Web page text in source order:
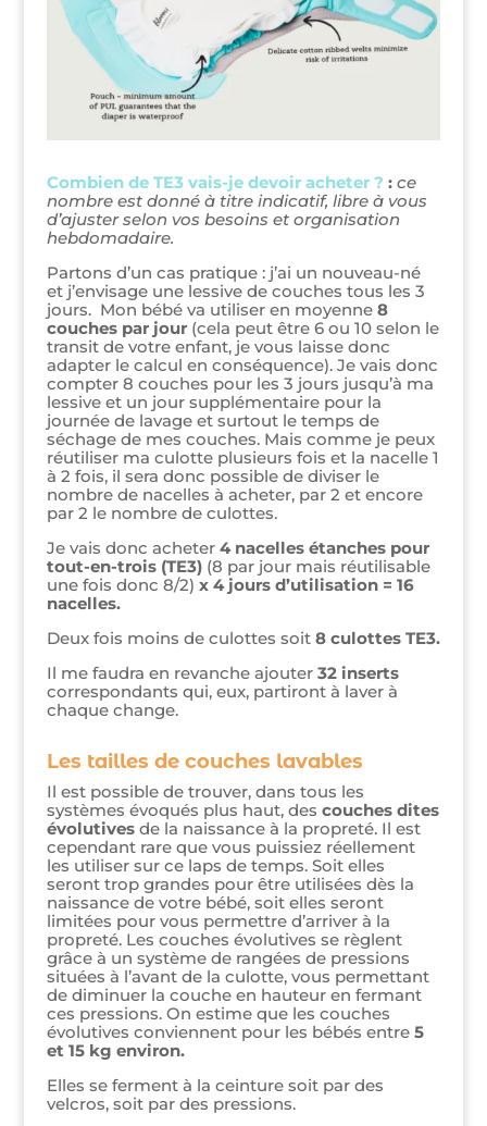
Combien de TE3 vais-je devoir acheter ? : ce
nombre est donné à titre indicatif, libre à vous
d’ajuster selon vos besoins et organisation
hebdomadaire.
Partons d’un cas pratique : j’ai un nouveau-né
et j’envisage une lessive de couches tous les 3
jours. Mon bébé va utiliser en moyenne 8
couches par jour(cela peut être 6 ou 10 selon le
transit de votre enfant, je vous laisse donc
adapter le calcul en conséquence). Je vais donc
compter 8 couches pour les 3 jours jusqu’à ma
lessive et un jour supplémentaire pour la
journée de lavage et surtout le temps de
séchage de mes couches. Mais comme je peux
réutiliser ma culotte plusieurs fois et la nacelle 1
à 2 fois, il sera donc possible de diviser le
nombre de nacelles à acheter, par 2 et encore
par 2 le nombre de culottes.
Je vais donc acheter 4 nacelles étanches pour
tout-en-trois (TE3) (8 par jour mais réutilisable
une fois donc 8/2) x 4 jours d’utilisation = 16
nacelles.
Deux fois moins de culottes soit 8 culottes TE3.
Il me faudra en revanche ajouter 32 inserts
correspondants qui, eux, partiront à laver à
chaque change.
Les tailles de couches lavables
Il est possible de trouver, dans tous les
systèmes évoqués plus haut, des couches dites
évolutivesde la naissance à la propreté. Il est
cependant rare que vous puissiez réellement
les utiliser sur ce laps de temps. Soit elles
seront trop grandes pour être utilisées dès la
naissance de votre bébé, soit elles seront
limitées pour vous permettre d’arriver à la
propreté. Les couches évolutives se règlent
grâce à un système de rangées de pressions
situées à l’avant de la culotte, vous permettant
de diminuer la couche en hauteur en fermant
ces pressions. On estime que les couches
évolutives conviennent pour les bébés entre 5
et 15 kg environ.
Elles se ferment à la ceinture soit par des
velcros, soit par des pressions.